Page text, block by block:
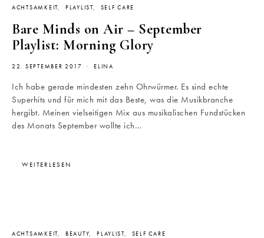
ACHTSAMKEIT PLAYLIST SELF CARE
Bare Minds on Air – September
Playlist: Morning Glory
22. SEPTEMBER 2017 ELINA
Ich habe gerade mindesten zehn Ohrwürmer. Es sind echte
Superhits und für mich mit das Beste, was die Musikbranche
hergibt. Meinen vielseitigen Mix aus musikalischen Fundstücken
des Monats September wollte ich…
WEITERLESEN
ACHTSAMKEIT BEAUTY PLAYLIST SELF CARE